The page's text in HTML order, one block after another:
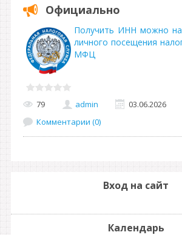
Официально
Получить ИНН можно
личного посещения
МФЦ
79 admin
03.06.2026
Комментарии (0)
Вход на сайт
Календарь